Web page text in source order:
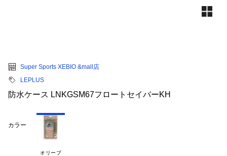
Super Sports XEBIO &mall店
LEPLUS
防水ケース LNKGSM67フロートセイバーKH
カラー
オリーブ